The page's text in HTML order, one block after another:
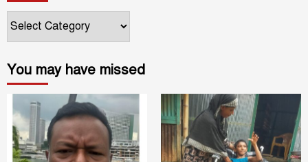
ক্যাটাগরি
You may have missed